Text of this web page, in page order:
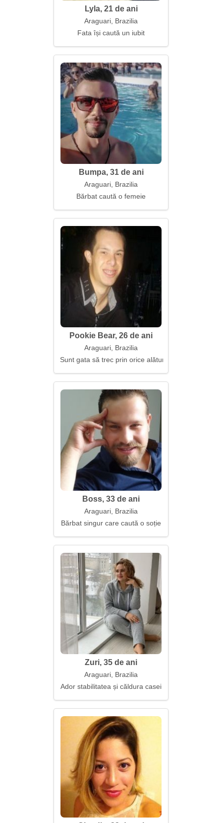
Lyla, 21 de ani
Araguari, Brazilia
Fata își caută un iubit
Bumpa, 31 de ani
Araguari, Brazilia
Bărbat caută o femeie
Pookie Bear, 26 de ani
Araguari, Brazilia
Sunt gata să trec prin orice alături de tine și chiar
Boss, 33 de ani
Araguari, Brazilia
Bărbat singur care caută o soție
Zuri, 35 de ani
Araguari, Brazilia
Ador stabilitatea și căldura casei